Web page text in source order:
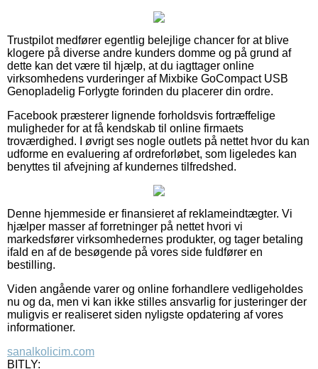
Trustpilot medfører egentlig belejlige chancer for at blive
klogere på diverse andre kunders domme og på grund af
dette kan det være til hjælp, at du iagttager online
virksomhedens vurderinger af Mixbike GoCompact USB
Genopladelig Forlygte forinden du placerer din ordre.
Facebook præsterer lignende forholdsvis fortræffelige
muligheder for at få kendskab til online firmaets
troværdighed. I øvrigt ses nogle outlets på nettet hvor du kan
udforme en evaluering af ordreforløbet, som ligeledes kan
benyttes til afvejning af kundernes tilfredshed.
Denne hjemmeside er finansieret af reklameindtægter. Vi
hjælper masser af forretninger på nettet hvori vi
markedsfører virksomhedernes produkter, og tager betaling
ifald en af de besøgende på vores side fuldfører en
bestilling.
Viden angående varer og online forhandlere vedligeholdes
nu og da, men vi kan ikke stilles ansvarlig for justeringer der
muligvis er realiseret siden nyligste opdatering af vores
informationer.
sanalkolicim.com
BITLY: